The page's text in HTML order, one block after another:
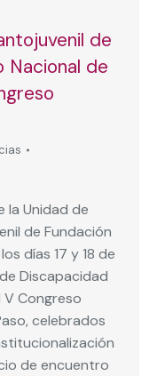
de
Nacional de
la Unidad de
de Fundación
días 17 y 18 de
Discapacidad
Congreso
celebrados
de encuentro